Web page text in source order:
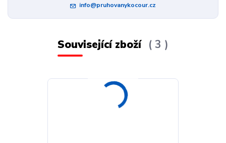
info@pruhovanykocour.cz
Související zboží 3